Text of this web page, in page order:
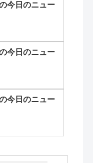
今日のニュー
今日のニュー
今日のニュー